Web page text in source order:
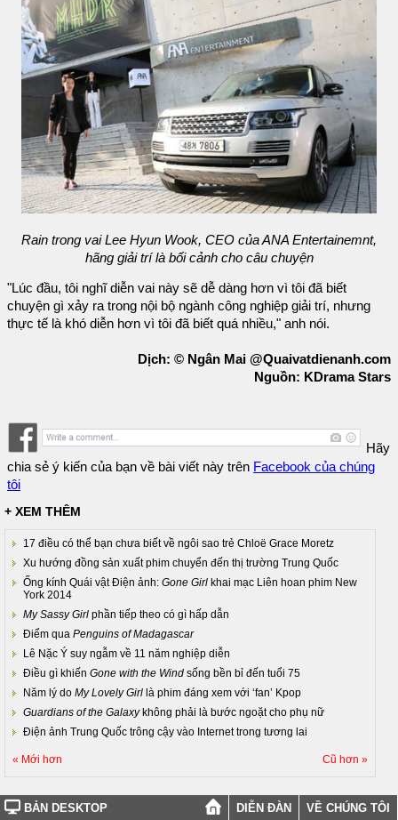
Rain trong vai Lee Hyun Wook, CEO của ANA Entertainemnt,
hãng giải trí là bối cảnh cho câu chuyện
"Lúc đầu, tôi nghĩ diễn vai này sẽ dễ dàng hơn vì tôi đã biết
chuyện gì xảy ra trong nội bộ ngành công nghiệp giải trí, nhưng
thực tế là khó diễn hơn vì tôi đã biết quá nhiều," anh nói.
Dịch: © Ngân Mai @Quaivatdienanh.com
Nguồn: KDrama Stars
Hãy
chia sẻ ý kiến của bạn về bài viết này trên Facebook của chúng
tôi
+ XEM THÊM
17 điều có thể bạn chưa biết về ngôi sao trẻ Chloë Grace Moretz
Xu hướng đồng sản xuất phim chuyển đến thị trường Trung Quốc
Ống kính Quái vật Điện ảnh: Gone Girl khai mạc Liên hoan phim New
York 2014
My Sassy Girl phần tiếp theo có gì hấp dẫn
Điểm qua Penguins of Madagascar
Lê Nặc Ý suy ngẫm về 11 năm nghiệp diễn
Điều gì khiến Gone with the Wind sống bền bỉ đến tuổi 75
Năm lý do My Lovely Girl là phim đáng xem với ‘fan’ Kpop
Guardians of the Galaxykhông phải là bước ngoặt cho phụ nữ
Điện ảnh Trung Quốc trông cậy vào Internet trong tương lai
« Mới hơn Cũ hơn »
BẢN DESKTOP DIỄN ĐÀN VỀ CHÚNG TÔI